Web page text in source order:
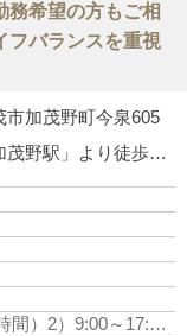
務希望の方もご相
フバランスを重視
市加茂野町今泉605
長良川鉄道「加茂野駅」より徒歩12分
間） 2）9:00～17:30（うち休憩1時間）